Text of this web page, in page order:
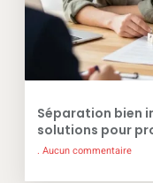
Séparation bien
solutions pour
Aucun commentaire